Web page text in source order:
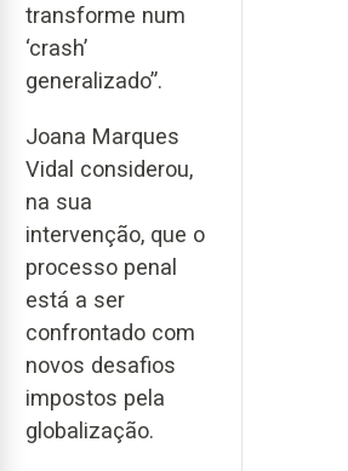
transforme num
‘crash’
generalizado”.
Joana Marques
Vidal considerou,
na sua
intervenção, que o
processo penal
está a ser
confrontado com
novos desafios
impostos pela
globalização.